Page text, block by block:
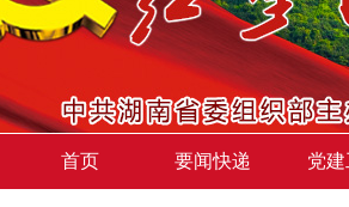
首页 要闻快递 党